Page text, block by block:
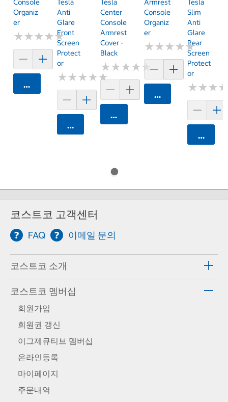
Console
Organiz
Er
★★★★★
★★★★★
카트에 담기
Tesla
Anti
Glare
Front
Screen
Protect
Or
★★★★★
★★★★★
카트에 담기
Tesla
Center
Console
Armrest
Cover -
Black
★★★★★
★★★★★
카트에 담기
Armrest
Console
Organiz
Er
★★★★★
★★★★★
카트에 담기
Tesla
Slim
Anti
Glare
Rear
Screen
Protect
Or
★★★
★★★
카트에
코스트코 고객센터
FAQ 이메일 문의
코스트코 소개
코스트코 멤버십
회원가입
회원권 갱신
이그제큐티브 멤버십
온라인등록
마이페이지
주문내역